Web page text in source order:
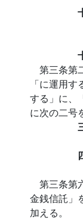
第三条第
「に運用
する」に、
に次の二号
第三条第
金銭信託」
加える。